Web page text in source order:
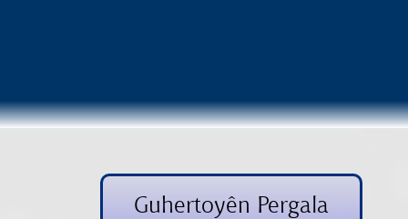
Guhertoyên Pergala